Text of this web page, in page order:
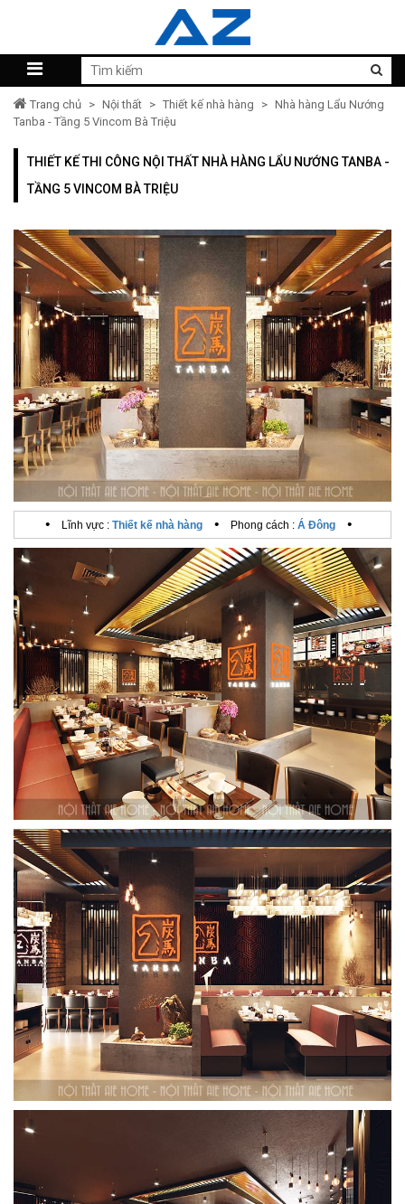
Trang chủ > Nội thất > Thiết kế nhà hàng > Nhà hàng Lẩu Nướng
Tanba - Tầng 5 Vincom Bà Triệu
THIẾT KẾ THI CÔNG NỘI THẤT NHÀ HÀNG LẨU NƯỚNG TANBA -
TẦNG 5 VINCOM BÀ TRIỆU
• Lĩnh vực : Thiết kế nhà hàng • Phong cách : Á Đông •